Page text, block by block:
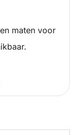
maten voor